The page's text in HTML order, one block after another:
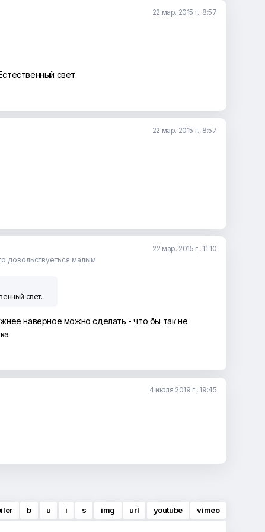
22 мар. 2015 г., 8:57
свет.
22 мар. 2015 г., 8:57
22 мар. 2015 г., 11:10
довольствуеться малым
свет.
наверное можно сделать - что бы так не
4 июля 2019 г., 19:45
b u i s img url youtube vimeo